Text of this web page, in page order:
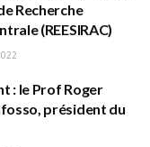
Recherche
(REESIRAC)
: le Prof Roger
président du